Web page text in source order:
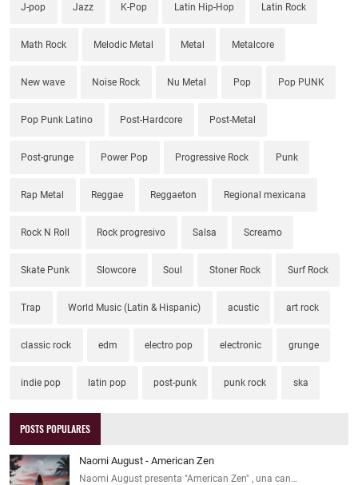
J-pop Jazz K-Pop Latin Hip-Hop Latin Rock
Math Rock Melodic Metal Metal Metalcore
New wave Noise Rock Nu Metal Pop Pop PUNK
Pop Punk Latino Post-Hardcore Post-Metal
Post-grunge Power Pop Progressive Rock Punk
Rap Metal Reggae Reggaeton Regional mexicana
Rock N Roll Rock progresivo Salsa Screamo
Skate Punk Slowcore Soul Stoner Rock Surf Rock
Trap World Music (Latin & Hispanic) acustic art rock
classic rock edm electro pop electronic grunge
indie pop latin pop post-punk punk rock ska
POSTS POPULARES
Naomi August - American Zen
Naomi August presenta "American Zen" , una can…